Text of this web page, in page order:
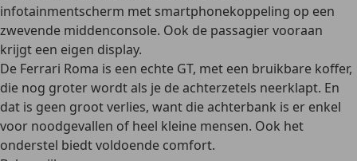
infotainmentscherm met smartphonekoppeling op een
zwevende middenconsole. Ook de passagier vooraan
krijgt een eigen display.
De Ferrari Roma is een echte GT, met een bruikbare koffer,
die nog groter wordt als je de achterzetels neerklapt. En
dat is geen groot verlies, want die achterbank is er enkel
voor noodgevallen of heel kleine mensen. Ook het
onderstel biedtvoldoende comfort.